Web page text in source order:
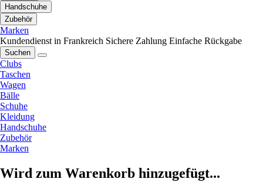
Handschuhe
Zubehör
Marken
Kundendienst in Frankreich Sichere Zahlung Einfache Rückgabe
Suchen
Clubs
Taschen
Wagen
Bälle
Schuhe
Kleidung
Handschuhe
Zubehör
Marken
Wird zum Warenkorb hinzugefügt...